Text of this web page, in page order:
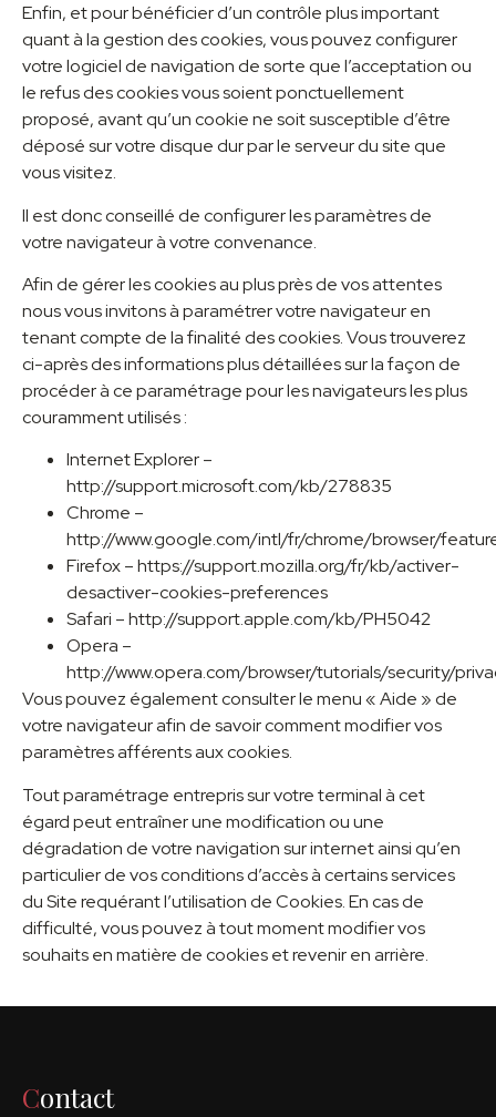
Enfin, et pour bénéficier d’un contrôle plus important
quant à la gestion des cookies, vous pouvez configurer
votre logiciel de navigation de sorte que l’acceptation ou
le refus des cookies vous soient ponctuellement
proposé, avant qu’un cookie ne soit susceptible d’être
déposé sur votre disque dur par le serveur du site que
vous visitez.
Il est donc conseillé de configurer les paramètres de
votre navigateur à votre convenance.
Afin de gérer les cookies au plus près de vos attentes
nous vous invitons à paramétrer votre navigateur en
tenant compte de la finalité des cookies. Vous trouverez
ci-après des informations plus détaillées sur la façon de
procéder à ce paramétrage pour les navigateurs les plus
couramment utilisés :
Internet Explorer –
http://support.microsoft.com/kb/278835
Chrome –
http://www.google.com/intl/fr/chrome/browser/
Firefox – https://support.mozilla.org/fr/kb/activer-
desactiver-cookies-preferences
Safari – http://support.apple.com/kb/PH5042
Opera –
http://www.opera.com/browser/tutorials/security/
Vous pouvez également consulter le menu « Aide » de
votre navigateur afin de savoir comment modifier vos
paramètres afférents aux cookies.
Tout paramétrage entrepris sur votre terminal à cet
égard peut entraîner une modification ou une
dégradation de votre navigation sur internet ainsi qu’en
particulier de vos conditions d’accès à certains services
du Site requérant l’utilisation de Cookies. En cas de
difficulté, vous pouvez à tout moment modifier vos
souhaits en matière de cookies et revenir en arrière.
Contact